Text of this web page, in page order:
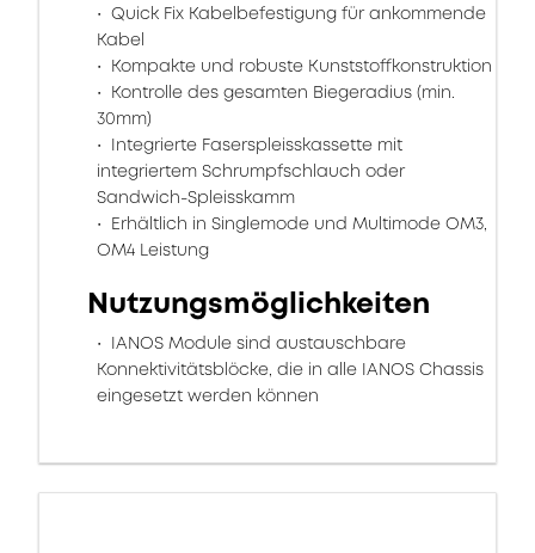
Quick Fix Kabelbefestigung für ankommende
Kabel
Kompakte und robuste Kunststoffkonstruktion
Kontrolle des gesamten Biegeradius (min.
30mm)
Integrierte Faserspleisskassette mit
integriertem Schrumpfschlauch oder
Sandwich-Spleisskamm
Erhältlich in Singlemode und Multimode OM3,
OM4 Leistung
Nutzungsmöglichkeiten
IANOS Module sind austauschbare
Konnektivitätsblöcke, die in alle IANOS Chassis
eingesetzt werden können